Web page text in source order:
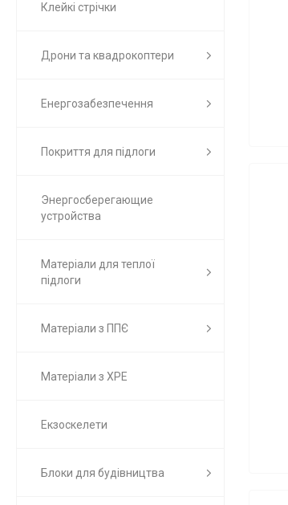
Клейкі стрічки
Дрони та квадрокоптери
Енергозабезпечення
Покриття для підлоги
Энергосберегающие
устройства
Матеріали для теплої
підлоги
Матеріали з ППЄ
Матеріали з ХРЕ
Екзоскелети
Блоки для будівництва